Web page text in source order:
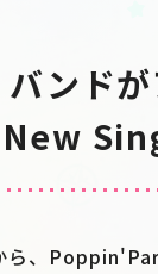
ンド
ら、